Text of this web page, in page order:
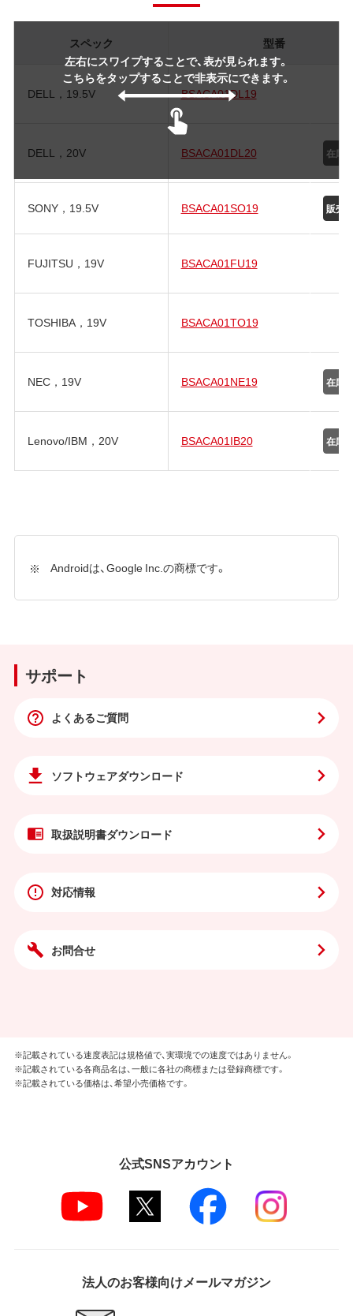
左右にスワイプすることで、表が見られます。
こちらをタップすることで非表示にできます。
スペック 型番
DELL，19.5V BSACA01DL19
DELL，20V BSACA01DL20
SONY，19.5V BSACA01SO19
FUJITSU，19V BSACA01FU19
TOSHIBA，19V BSACA01TO19
NEC，19V BSACA01NE19
Lenovo/IBM，20V BSACA01IB20
Androidは、Google Inc.の商標です。
サポート
よくあるご質問
ソフトウェアダウンロード
取扱説明書ダウンロード
対応情報
お問合せ
※記載されている速度表記は規格値で、実環境での速度ではありません。
※記載されている各商品名は、一般に各社の商標または登録商標です。
※記載されている価格は、希望小売価格です。
公式SNSアカウント
法人のお客様向けメールマガジン